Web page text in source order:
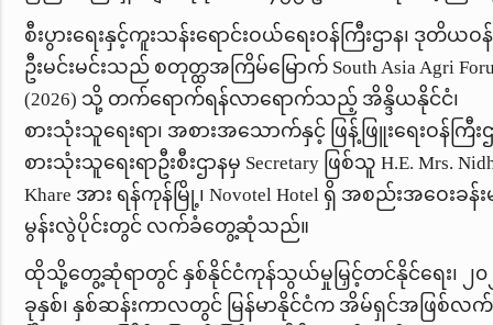
စီးပွားရေးနှင့်ကူးသန်းရောင်းဝယ်ရေးဝန်ကြီးဌာန၊ ဒုတိယဝ
ဦးမင်းမင်းသည် စတုတ္ထအကြိမ်မြောက် South Asia Agri
(2026) သို့ တက်ရောက်ရန်လာ‌ရောက်သည့် အိန္ဒိယနိုင်ငံ၊
စားသုံးသူရေးရာ၊ အစားအသောက်နှင့် ဖြန့်ဖြူးရေးဝန်ကြီးဌ
စားသုံးသူရေးရာဦးစီးဌာနမှ Secretary ဖြစ်သူ H.E. Mrs.
Khare အား ရန်ကုန်မြို့၊ Novotel Hotel ရှိ အစည်းအဝေးခန်း
မွန်းလွဲပိုင်းတွင် လက်ခံတွေ့ဆုံသည်။
ထိုသို့တွေ့ဆုံရာတွင် နှစ်နိုင်ငံကုန်သွယ်မှုမြှင့်တင်နိုင်ရေး၊ ၂၀
ခုနှစ်၊ နှစ်ဆန်းကာလတွင် မြန်မာနိုင်ငံက အိမ်ရှင်အဖြစ်လ